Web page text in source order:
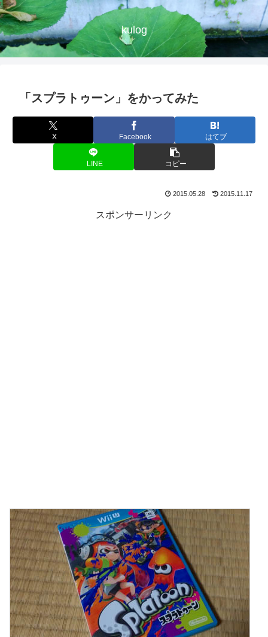
kulog
「スプラトゥーン」をかってみた
X Facebook はてブ
LINE コピー
2015.05.28 2015.11.17
スポンサーリンク